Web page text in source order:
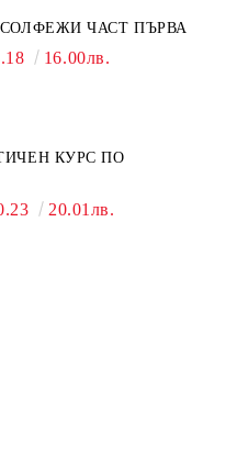
ЧАСТ ПЪРВА
16.00лв.
КУРС ПО
20.01лв.